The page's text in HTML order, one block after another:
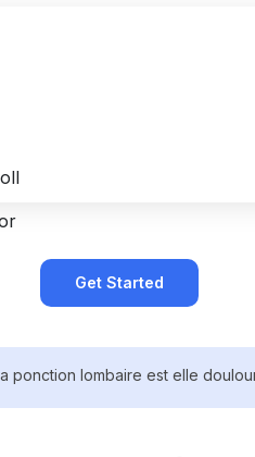
Get Started
ponction lombaire est elle